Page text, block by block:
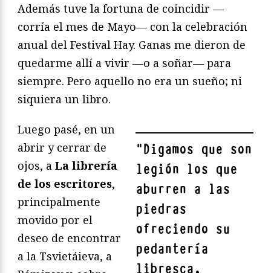
Además tuve la fortuna de coincidir —
corría el mes de Mayo— con la celebración
anual del Festival Hay. Ganas me dieron de
quedarme allí a vivir —o a soñar— para
siempre. Pero aquello no era un sueño; ni
siquiera un libro.
"Digamos que son
legión los que
aburren a las
piedras
ofreciendo su
pedantería
libresca,
Luego pasé, en un
abrir y cerrar de
ojos, a La librería
de los escritores,
principalmente
movido por el
deseo de encontrar
a la Tsvietáieva, a